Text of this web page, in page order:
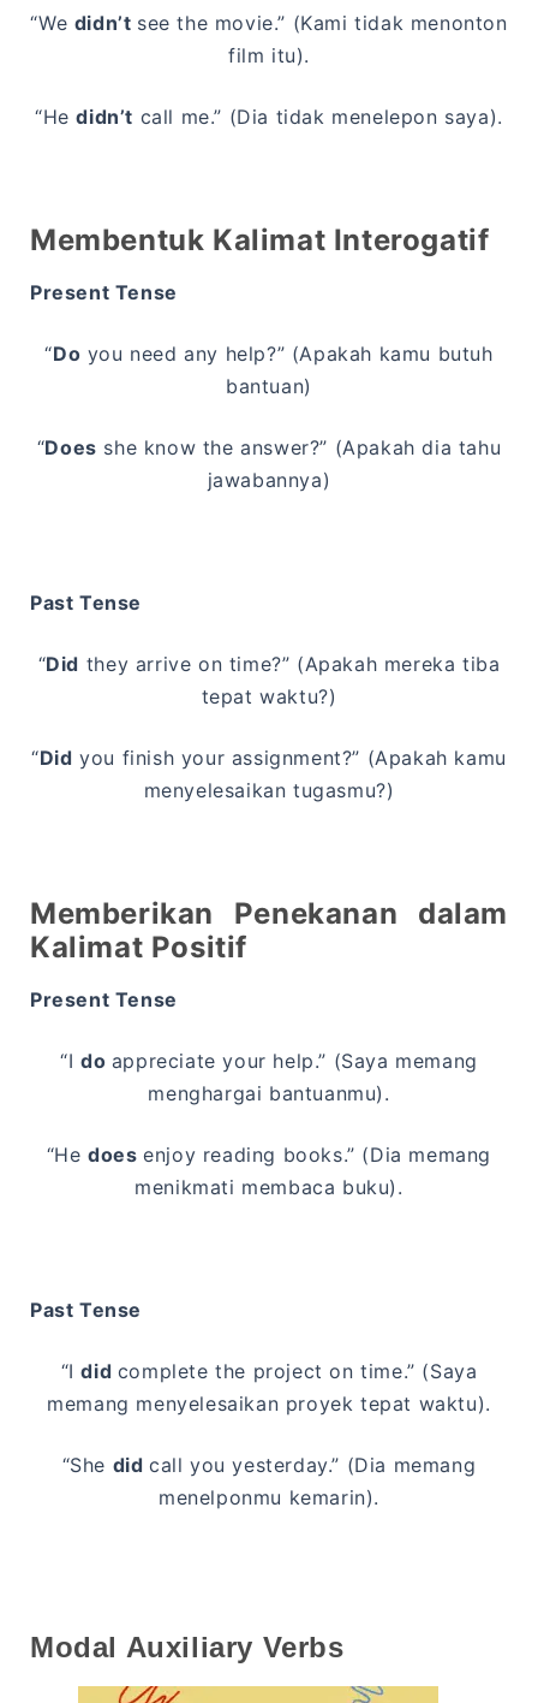
“We didn’t see the movie.” (Kami tidak menonton
film itu).
“Hedidn’t call me.” (Dia tidak menelepon saya).
Membentuk Kalimat Interogatif
Present Tense
“Do you need any help?” (Apakah kamu butuh
bantuan)
“Does she know the answer?” (Apakah dia tahu
jawabannya)
Past Tense
“Did they arrive on time?” (Apakah mereka tiba
tepat waktu?)
“Did you finish your assignment?” (Apakah kamu
menyelesaikan tugasmu?)
Memberikan Penekanan dalam
Kalimat Positif
Present Tense
“I do appreciate your help.” (Saya memang
menghargai bantuanmu).
“Hedoesenjoy reading books.” (Dia memang
menikmati membaca buku).
Past Tense
“Idid complete the project on time.” (Saya
memang menyelesaikan proyek tepat waktu).
“She didcall you yesterday.” (Dia memang
menelponmu kemarin).
Modal Auxiliary Verbs